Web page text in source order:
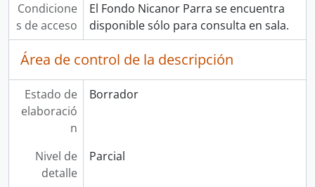
Condicione
s de acceso
El Fondo Nicanor Parra se encuentra
disponible sólo para consulta en sala.
Área de control de la descripción
Estado de
elaboració
n
Borrador
Nivel de
detalle
Parcial